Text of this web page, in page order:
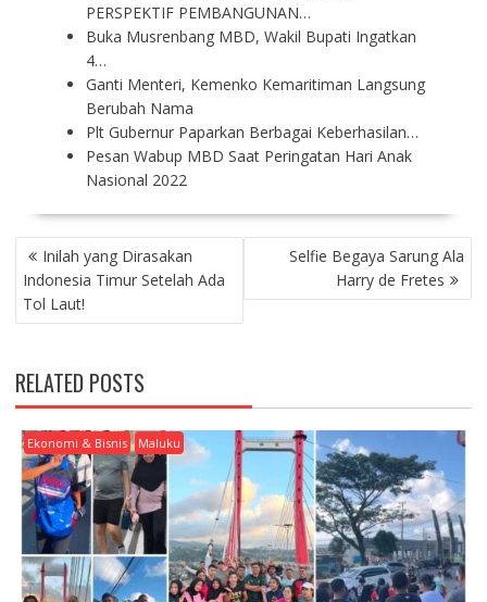
PERSPEKTIF PEMBANGUNAN…
Buka Musrenbang MBD, Wakil Bupati Ingatkan
4…
Ganti Menteri, Kemenko Kemaritiman Langsung
Berubah Nama
Plt Gubernur Paparkan Berbagai Keberhasilan…
Pesan Wabup MBD Saat Peringatan Hari Anak
Nasional 2022
P
O
S
T
A
V
I
G
A
T
N
Inilah yang Dirasakan
Indonesia Timur Setelah Ada
Tol Laut!
Selfie Begaya Sarung Ala
Harry de Fretes
RELATED POSTS
Ekonomi & Bisnis Maluku